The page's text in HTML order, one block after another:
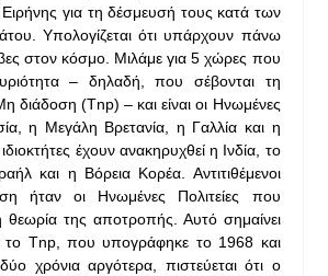
για τη δέσμευσή τους κατά των
Υπολογίζεται ότι υπάρχουν πάνω
στον κόσμο. Μιλάμε για 5 χώρες που
– δηλαδή, που σέβονται τη
διάδοση (Tnp) – και είναι οι Ηνωμένες
η Μεγάλη Βρετανία, η Γαλλία και η
έχουν ανακηρυχθεί η Ινδία, το
και η Βόρεια Κορέα. Αντιτιθέμενοι
ήταν οι Ηνωμένες Πολιτείες που
θεωρία της αποτροπής. Αυτό σημαίνει
το Tnp, που υπογράφηκε το 1968 και
χρόνια αργότερα, πιστεύεται ότι ο